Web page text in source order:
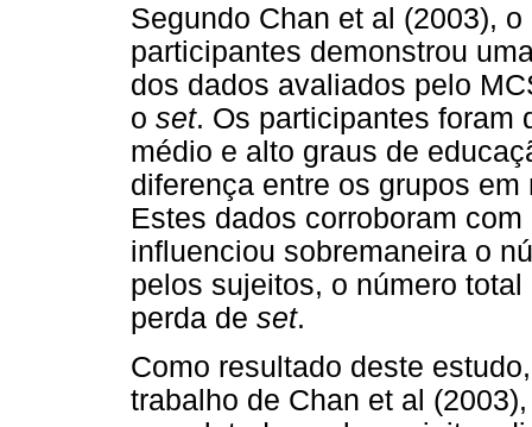
Segundo Chan et al (2003),
participantes demonstrou
dos dados avaliados pelo
o set. Os participantes foram
médio e alto graus de
diferença entre os grupos
Estes dados corroboram
influenciou sobremaneira o
pelos sujeitos, o número
perda de set.
Como resultado deste
trabalho de Chan et al